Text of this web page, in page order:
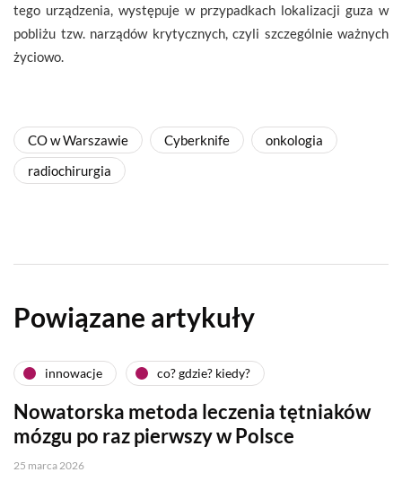
tego urządzenia, występuje w przypadkach lokalizacji guza w
pobliżu tzw. narządów krytycznych, czyli szczególnie ważnych
życiowo.
CO w Warszawie Cyberknife
onkologia
radiochirurgia
Powiązane artykuły
innowacje co? gdzie? kiedy?
Nowatorska metoda leczenia tętniaków
mózgu po raz pierwszy w Polsce
25 marca 2026